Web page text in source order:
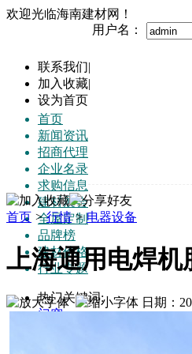
欢迎光临海南建材网！
用户名：
联系我们|
加入收藏|
设为首页
首页
新闻资讯
招商代理
企业名录
求购信息
建材展会
全屋定制
品牌榜
建材价格
行业专题
热门关键词:
门窗
首页 > 行情 > 电器设备
上海通用电焊机
日期：